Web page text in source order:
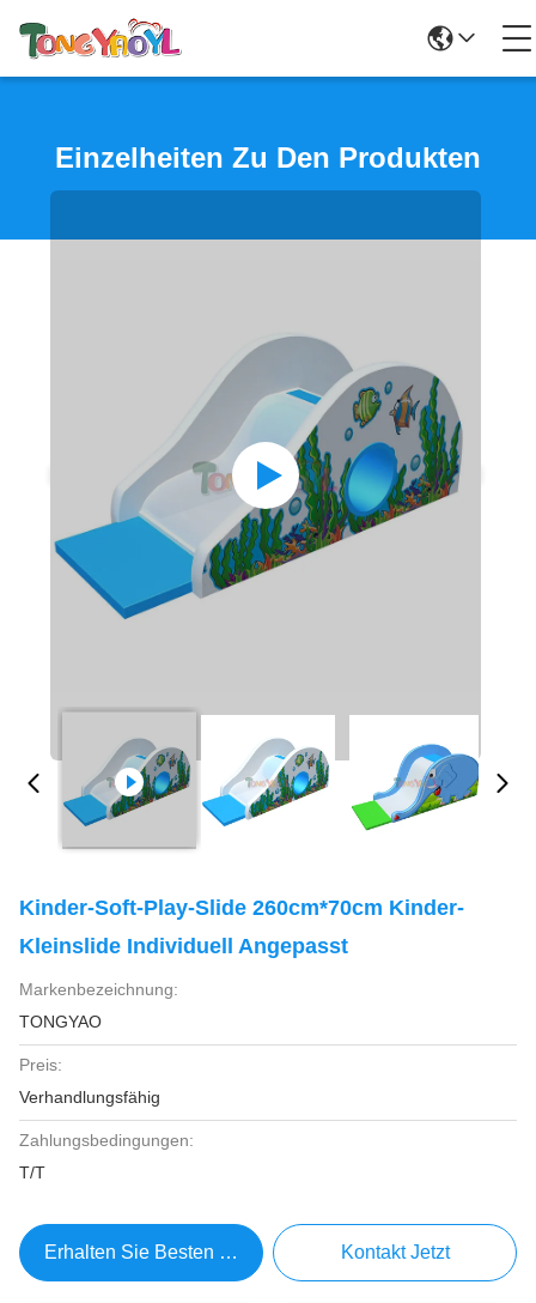
Einzelheiten Zu Den Produkten
Kinder-Soft-Play-Slide 260cm*70cm Kinder-
Kleinslide Individuell Angepasst
Markenbezeichnung:
TONGYAO
Preis:
Verhandlungsfähig
Zahlungsbedingungen:
T/T
Erhalten Sie Besten Preis Kontakt Jetzt